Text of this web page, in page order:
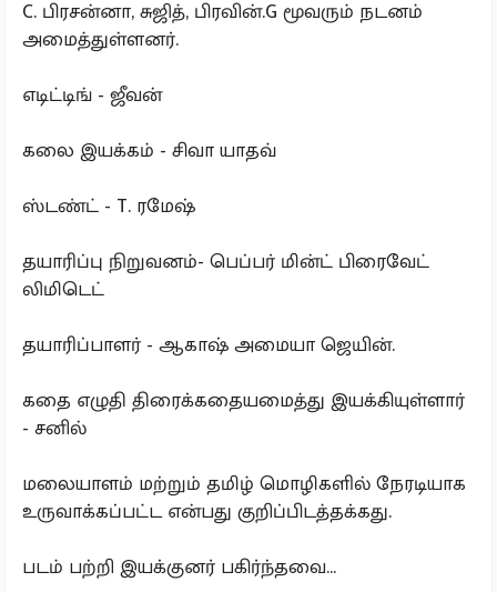
C. பிரசன்னா, சுஜித், பிரவின்.G மூவரும் நடனம்
அமைத்துள்ளனர்.
எடிட்டிங் - ஜீவன்
கலை இயக்கம் - சிவா யாதவ்
ஸ்டண்ட் - T. ரமேஷ்
தயாரிப்பு நிறுவனம்- பெப்பர் மின்ட் பிரைவேட்
லிமிடெட்
தயாரிப்பாளர் - ஆகாஷ் அமையா ஜெயின்.
கதை எழுதி திரைக்கதையமைத்து இயக்கியுள்ளார்
- சனில்
மலையாளம் மற்றும் தமிழ் மொழிகளில் நேரடியாக
உருவாக்கப்பட்ட என்பது குறிப்பிடத்தக்கது.
படம் பற்றி இயக்குனர் பகிர்ந்தவை...